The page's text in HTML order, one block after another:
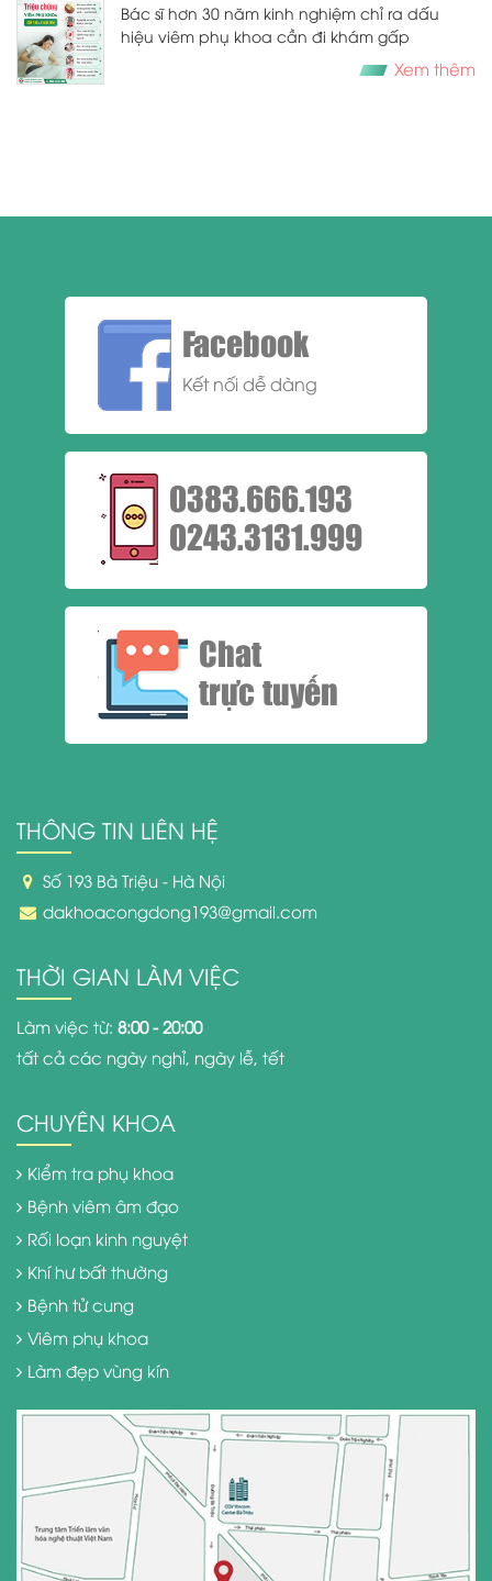
Bác sĩ hơn 30 năm kinh nghiệm chỉ ra dấu
hiệu viêm phụ khoa cần đi khám gấp
Xem thêm
Facebook
Kết nối dễ dàng
0383.666.193
0243.3131.999
Chat
trực tuyến
THÔNG TIN LIÊN HỆ
Số 193 Bà Triệu - Hà Nội
dakhoacongdong193@gmail.com
THỜI GIAN LÀM VIỆC
Làm việc từ: 8:00 - 20:00
tất cả các ngày nghỉ, ngày lễ, tết
CHUYÊN KHOA
Kiểm tra phụ khoa
Bệnh viêm âm đạo
Rối loạn kinh nguyệt
Khí hư bất thường
Bệnh tử cung
Viêm phụ khoa
Làm đẹp vùng kín